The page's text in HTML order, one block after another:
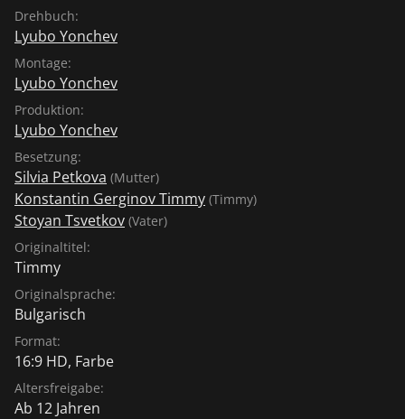
Drehbuch:
Lyubo Yonchev
Montage:
Lyubo Yonchev
Produktion:
Lyubo Yonchev
Besetzung:
Silvia Petkova (Mutter)
Konstantin Gerginov Timmy (Timmy)
Stoyan Tsvetkov (Vater)
Originaltitel:
Timmy
Originalsprache:
Bulgarisch
Format:
16:9 HD, Farbe
Altersfreigabe:
Ab 12 Jahren